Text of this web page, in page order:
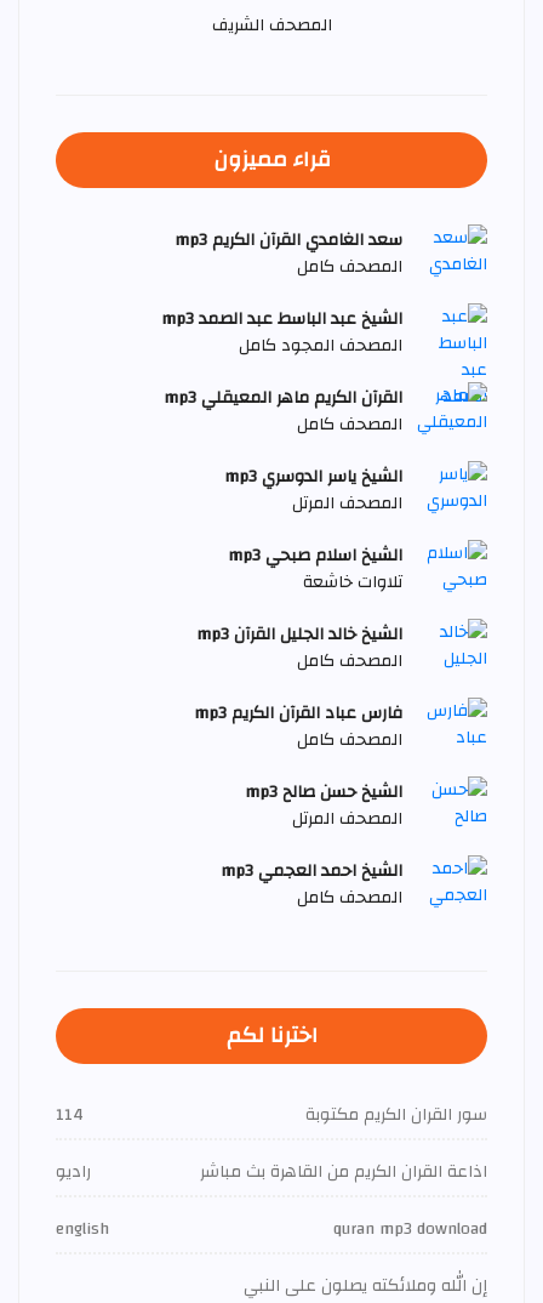
المصحف الشريف
قراء مميزون
سعد الغامدي القرآن الكريم mp3
المصحف كامل
الشيخ عبد الباسط عبد الصمد mp3
المصحف المجود كامل
القرآن الكريم ماهر المعيقلي mp3
المصحف كامل
الشيخ ياسر الدوسري mp3
المصحف المرتل
الشيخ اسلام صبحي mp3
تلاوات خاشعة
الشيخ خالد الجليل القرآن mp3
المصحف كامل
فارس عباد القرآن الكريم mp3
المصحف كامل
الشيخ حسن صالح mp3
المصحف المرتل
الشيخ احمد العجمي mp3
المصحف كامل
اخترنا لكم
سور القران الكريم مكتوبة
114
اذاعة القران الكريم من القاهرة بث مباشر
راديو
quran mp3 download
english
إن الله وملائكته يصلون على النبي